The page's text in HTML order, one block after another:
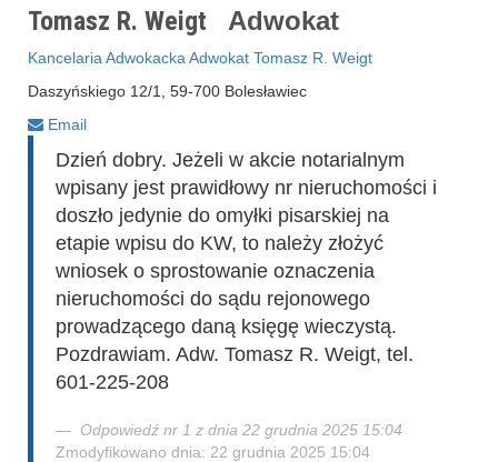
Tomasz R. Weigt Adwokat
Kancelaria Adwokacka Adwokat Tomasz R. Weigt
Daszyńskiego 12/1, 59-700 Bolesławiec
Email
Dzień dobry. Jeżeli w akcie notarialnym
wpisany jest prawidłowy nr nieruchomości i
doszło jedynie do omyłki pisarskiej na
etapie wpisu do KW, to należy złożyć
wniosek o sprostowanie oznaczenia
nieruchomości do sądu rejonowego
prowadzącego daną księgę wieczystą.
Pozdrawiam. Adw. Tomasz R. Weigt, tel.
601-225-208
Odpowiedź nr 1 z dnia 22 grudnia 2025 15:04
Zmodyfikowano dnia: 22 grudnia 2025 15:04